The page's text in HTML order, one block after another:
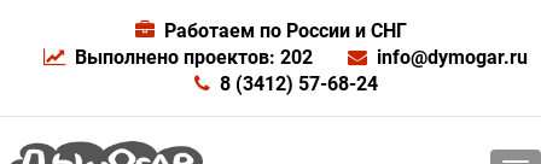
Работаем по России и СНГ
Выполнено проектов: 202
info@dymogar.ru
8 (3412) 57-68-24